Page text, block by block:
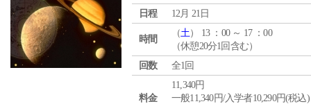
日程
12月 21日
時間
（土） 13 ：00 ～ 17 ：00
（休憩20分1回含む）
回数
全1回
料金
11,340円
一般11,340円/入学者10,290円(税込)